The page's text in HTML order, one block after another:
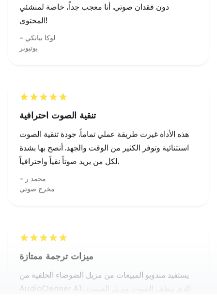
لوكا بيانكي
هذه الأداة غيرت طريقة عملي تماماً. جودة تنقية الصوت
استثنائية وتوفر الكثير من الوقت والجهد. أنصح بها بشدة
محمد ر
مخرج صوتي
يستفيد مندوبو المبيعات من مزيل الضوضاء الخلفية من
AudioCleaner AI، الذي ينظف الصوت ويزيل الصمت
ماغالي بيليسييه